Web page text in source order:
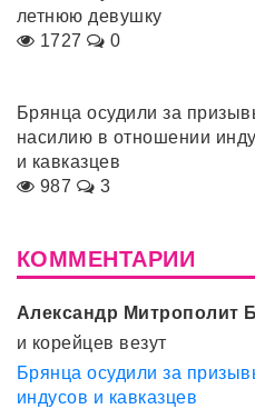
летнюю девушку
1727
0
Брянца осудили за
насилию в отношении
и кавказцев
987
3
КОММЕНТАРИИ
Александр Митрополит
и корейцев везут
Брянца осудили за
индусов и кавказцев